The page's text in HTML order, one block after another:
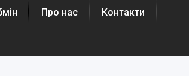
Про нас Контакти